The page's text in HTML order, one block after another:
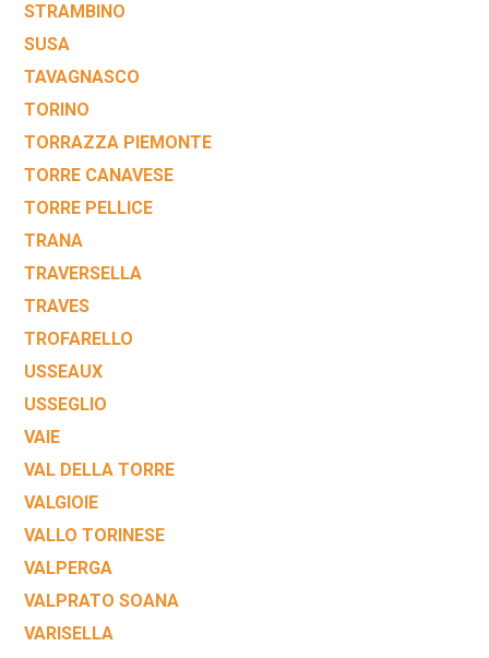
STRAMBINO
SUSA
TAVAGNASCO
TORINO
TORRAZZA PIEMONTE
TORRE CANAVESE
TORRE PELLICE
TRANA
TRAVERSELLA
TRAVES
TROFARELLO
USSEAUX
USSEGLIO
VAIE
VAL DELLA TORRE
VALGIOIE
VALLO TORINESE
VALPERGA
VALPRATO SOANA
VARISELLA